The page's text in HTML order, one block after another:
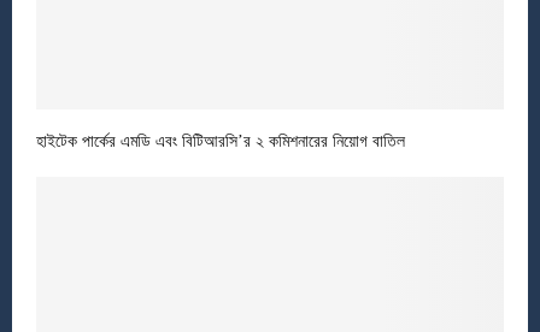
হাইটেক পার্কের এমডি এবং বিটিআরসি’র ২ কমিশনারের নিয়োগ বাতিল